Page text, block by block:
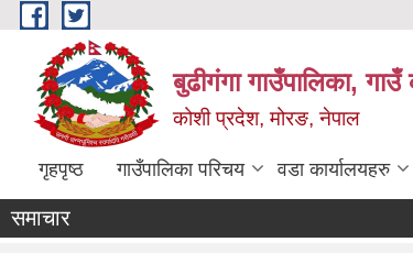
Skip to main content
बुढीगंगा गाउँपालिका, गाउँ
कोशी प्रदेश, मोरङ, नेपाल
गृहपृष्ठ गाउँपालिका परिचय वडा कार्यालयहरु
समाचार